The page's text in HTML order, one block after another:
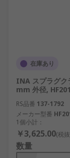
在庫あり
INA スプラグク
mm 外径,
RS品番 137-1792
メーカー型番
1個小計：
￥3,625.00(税
数量